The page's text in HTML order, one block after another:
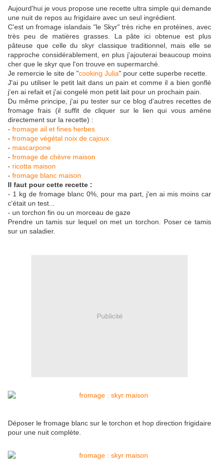
Aujourd'hui je vous propose une recette ultra simple qui demande
une nuit de repos au frigidaire avec un seul ingrédient.
C'est un fromage islandais "le Skyr" très riche en protéines, avec
très peu de matières grasses. La pâte ici obtenue est plus
pâteuse que celle du skyr classique traditionnel, mais elle se
rapproche considérablement, en plus j'ajouterai beaucoup moins
cher que le skyr que l'on trouve en supermarché.
Je remercie le site de "cooking Julia" pour cette superbe recette.
J'ai pu utiliser le petit lait dans un pain et comme il a bien gonflé
j'en ai refait et j'ai congelé mon petit lait pour un prochain pain.
Du même principe, j'ai pu tester sur ce blog d'autres recettes de
fromage frais (il suffit de cliquer sur le lien qui vous amène
directement sur la recette) :
- fromage ail et fines herbes
- fromage végétal noix de cajoux
- mascarpone
- fromage de chèvre maison
- ricotta maison
- fromage blanc maison
Il faut pour cette recette :
- 1 kg de fromage blanc 0%, pour ma part, j'en ai mis moins car
c'était un test...
- un torchon fin ou un morceau de gaze
Prendre un tamis sur lequel on met un torchon. Poser ce tamis
sur un saladier.
Publicité
Déposer le fromage blanc sur le torchon et hop direction frigidaire
pour une nuit complète.